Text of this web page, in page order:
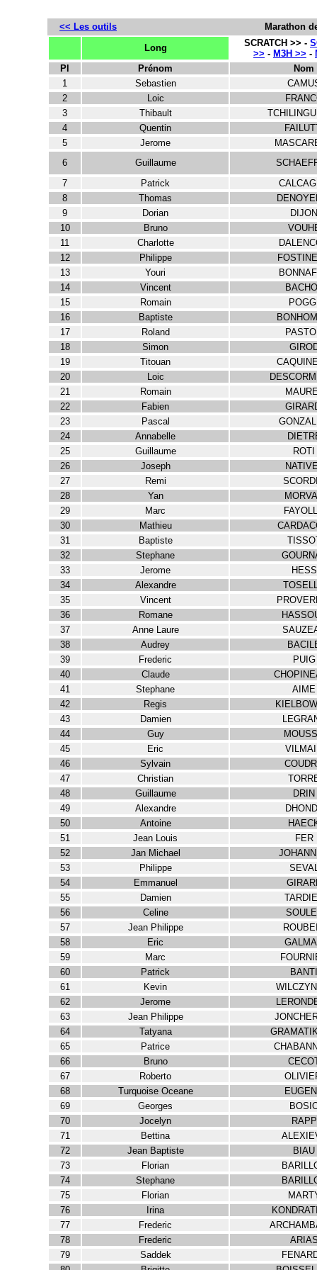
<< Les outils
Marathon
Long
SCRATCH >> -
>> - M3H >> -
Pl
Prénom
Nom
1
Sebastien
2
Loic
3
Thibault
4
Quentin
5
Jerome
6
Guillaume
7
Patrick
8
Thomas
9
Dorian
DIJON
10
Bruno
11
Charlotte
12
Philippe
13
Youri
14
Vincent
15
Romain
16
Baptiste
17
Roland
18
Simon
19
Titouan
20
Loic
21
Romain
22
Fabien
23
Pascal
24
Annabelle
25
Guillaume
ROTI
26
Joseph
27
Remi
28
Yan
29
Marc
30
Mathieu
31
Baptiste
32
Stephane
33
Jerome
HESS
34
Alexandre
35
Vincent
36
Romane
37
Anne Laure
38
Audrey
39
Frederic
PUIG
40
Claude
41
Stephane
AIME
42
Regis
43
Damien
44
Guy
45
Eric
46
Sylvain
47
Christian
48
Guillaume
DRIN
49
Alexandre
50
Antoine
51
Jean Louis
FER
52
Jan Michael
53
Philippe
54
Emmanuel
55
Damien
56
Celine
57
Jean Philippe
58
Eric
59
Marc
60
Patrick
BANTI
61
Kevin
62
Jerome
63
Jean Philippe
64
Tatyana
65
Patrice
66
Bruno
67
Roberto
68
Turquoise Oceane
69
Georges
70
Jocelyn
RAPP
71
Bettina
72
Jean Baptiste
BIAU
73
Florian
74
Stephane
75
Florian
76
Irina
77
Frederic
78
Frederic
79
Saddek